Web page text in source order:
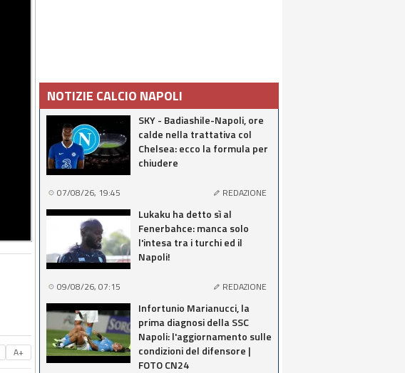
A+
NOTIZIE CALCIO NAPOLI
SKY - Badiashile-Napoli, ore
calde nella trattativa col
Chelsea: ecco la formula per
chiudere
07/08/26, 19:45 REDAZIONE
Lukaku ha detto sì al
Fenerbahce: manca solo
l'intesa tra i turchi ed il
Napoli!
09/08/26, 07:15 REDAZIONE
Infortunio Marianucci, la
prima diagnosi della SSC
Napoli: l'aggiornamento sulle
condizioni del difensore |
FOTO CN24